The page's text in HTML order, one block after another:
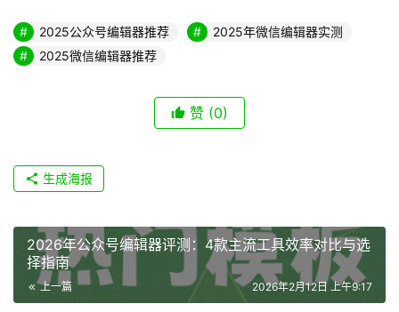
2025公众号编辑器推荐
2025年微信编辑器实测
2025微信编辑器推荐
赞 (0)
生成海报
2026年公众号编辑器评测：4款主流工具效率对比与选
择指南
上一篇 2026年2月12日 上午9:17